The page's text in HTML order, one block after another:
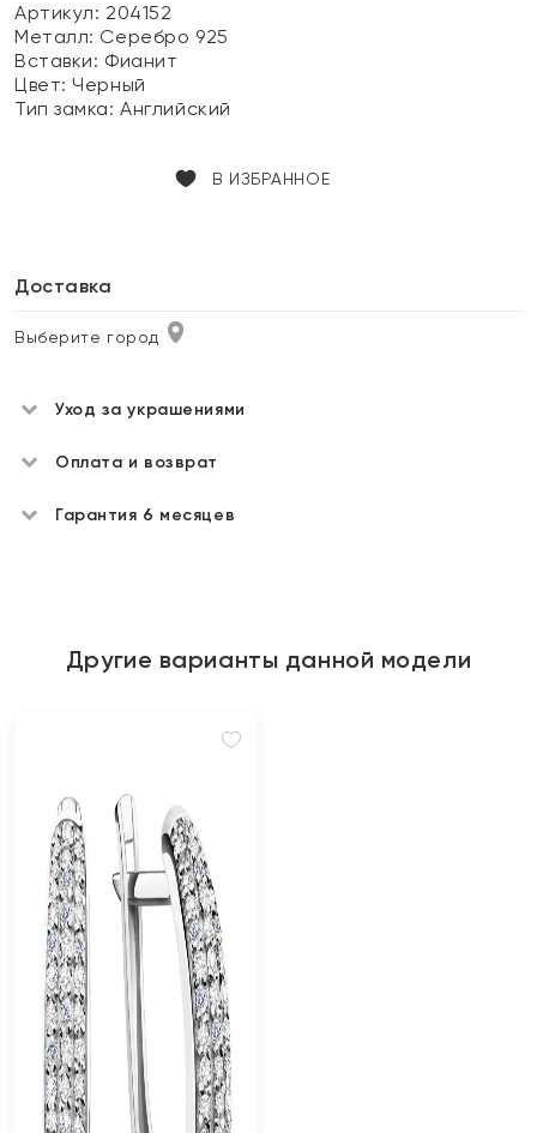
Артикул: 204152
Металл: Серебро 925
Вставки: Фианит
Цвет:Черный
Тип замка:Английский
В ИЗБРАННОЕ
Доставка
Выберите город
Уход за украшениями
Оплата и возврат
Гарантия 6 месяцев
Другие варианты данной модели